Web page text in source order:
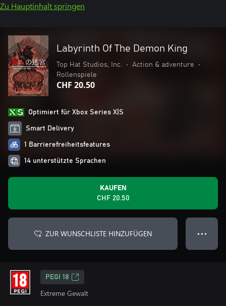
Zu Hauptinhalt springen
Labyrinth Of The Demon King
Top Hat Studios, Inc. • Action & adventure
•
Rollenspiele
CHF 20.50
Optimiert für Xbox Series X|S
Smart Delivery
1 Barrierefreiheitsfeatures
14 unterstützte Sprachen
KAUFEN
CHF 20.50
ZUR WUNSCHLISTE HINZUFÜGEN ● ● ●
PEGI 18
Extreme Gewalt